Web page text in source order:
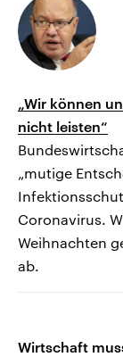
„Wir können
nicht leisten“
„mutige
Coronavirus.
Weihnachten
ab.
Wirtschaft